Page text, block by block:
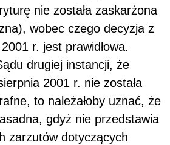
nie została zaskarżona
wobec czego decyzja z
r. jest prawidłowa.
drugiej instancji, że
2001 r. nie została
to należałoby uznać, że
gdyż nie przedstawia
zarzutów dotyczących